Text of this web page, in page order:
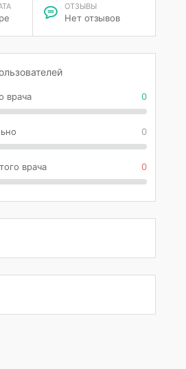
ОТЗЫВЫ
Нет отзывов
врача 0
0
врача 0